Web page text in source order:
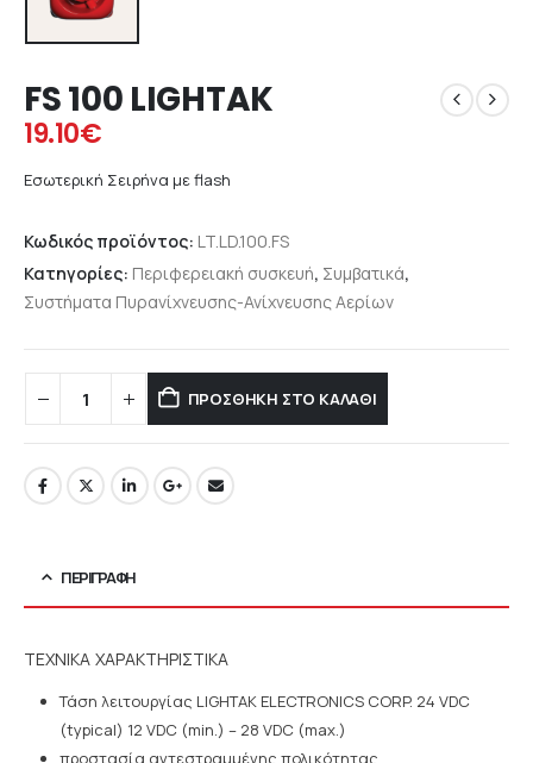
FS 100 LIGHTAK
19.10€
Εσωτερική Σειρήνα με flash
Κωδικός προϊόντος: LT.LD.100.FS
Κατηγορίες: Περιφερειακή συσκευή, Συμβατικά,
Συστήματα Πυρανίχνευσης-Ανίχνευσης Αερίων
ΠΡΟΣΘΉΚΗ ΣΤΟ ΚΑΛΆΘΙ
ΠΕΡΙΓΡΑΦΉ
ΤΕΧΝΙΚΑ ΧΑΡΑΚΤΗΡΙΣΤΙΚΑ
Τάση λειτουργίας LIGHTAK ELECTRONICS CORP. 24 VDC
(typical) 12 VDC (min.) – 28 VDC (max.)
προστασία αντεστραμμένης πολικότητας